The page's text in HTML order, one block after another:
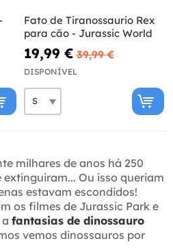
Fato de Tiranossaurio Rex
para cão - Jurassic World
19,99 € 39,99 €
DISPONÍVEL
milhares de anos há 250
extinguiram... Ou isso queriam
estavam escondidos!
os filmes de Jurassic Park e
fantasias de dinossauro
vemos dinossauros por